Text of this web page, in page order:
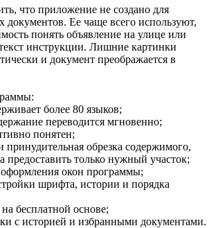
что приложение не создано для
документов. Ее чаще всего используют,
понять объявление на улице или
инструкции. Лишние картинки
и документ преображается в
более 80 языков;
переводится мгновенно;
понятен;
принудительная обрезка содержимого,
предоставить только нужный участок;
окон программы;
шрифта, истории и порядка
бесплатной основе;
с историей и избранными документами.